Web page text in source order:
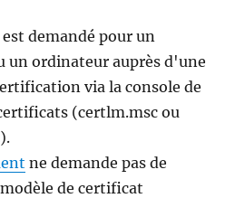
demandé pour un
un ordinateur auprès d'une
via la console de
(certlm.msc ou
ne demande pas de
de certificat